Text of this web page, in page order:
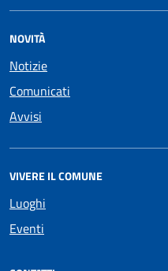
NOVITÀ
Notizie
Comunicati
Avvisi
VIVERE IL COMUNE
Luoghi
Eventi